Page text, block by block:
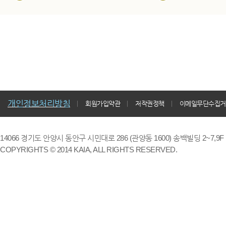
개인정보처리방침 회원가입약관 저작권정책 이메일무단수집
14066 경기도 안양시 동안구 시민대로 286 (관양동 1600) 송백빌딩
COPYRIGHTS © 2014 KAIA, ALL RIGHTS RESERVED.